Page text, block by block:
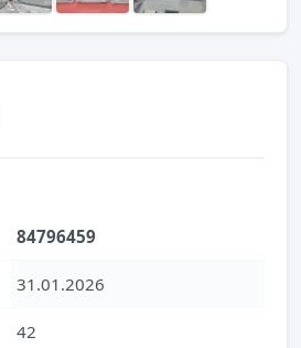
84796459
31.01.2026
42